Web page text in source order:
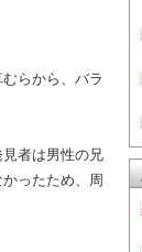
らから、バラ
者は男性の兄
ったため、周